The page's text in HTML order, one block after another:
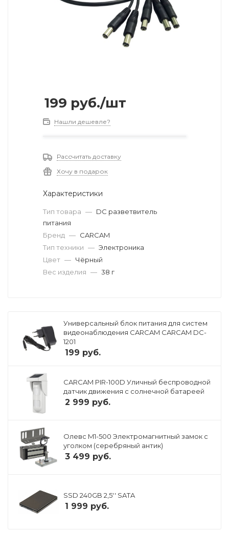
199 руб./шт
Нашли дешевле?
Рассчитать доставку
Хочу в подарок
Характеристики
Тип товара — DC разветвитель
питания
Бренд — CARCAM
Тип техники — Электроника
Цвет — Чёрный
Вес изделия — 38 г
Универсальный блок питания для систем
видеонаблюдения CARCAM CARCAM DC-
1201
199 руб.
CARCAM PIR-100D Уличный беспроводной
датчик движения с солнечной батареей
2 999 руб.
Олевс M1-500 Электромагнитный замок с
уголком (серебряный антик)
3 499 руб.
SSD 240GB 2,5'' SATA
1 999 руб.